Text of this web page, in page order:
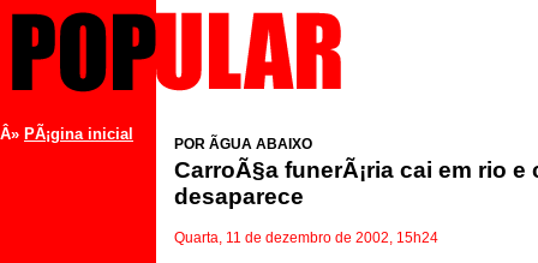
Â» PÃ¡gina inicial
POR ÃGUA ABAIXO
CarroÃ§a funerÃ¡ria cai em rio e
desaparece
Quarta, 11 de dezembro de 2002, 15h24